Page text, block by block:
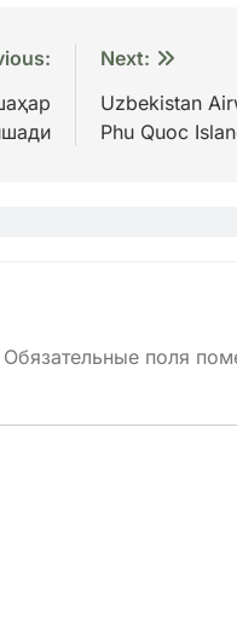
Next:
Uzbekistan
Phu Quoc
Обязательные поля